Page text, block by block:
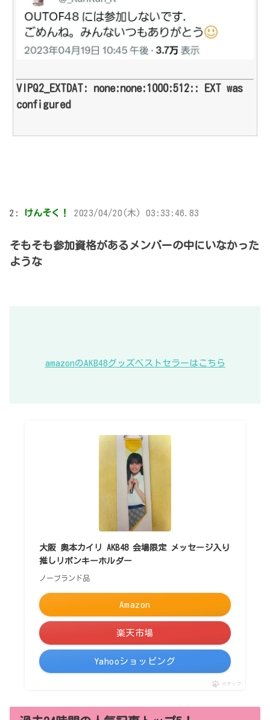
VIPQ2_EXTDAT: none:none:1000:512:: EXT was
configured
2: けんそく！ 2023/04/20(木) 03:33:46.83
そもそも参加資格があるメンバーの中にいなかった
ような
amazonのAKB48グッズベストセラーはこちら
大阪 奥本カイリ AKB48 会場限定 メッセージ入り
推しリボンキーホルダー
ノーブランド品
Amazon
楽天市場
Yahooショッピング
ポチップ